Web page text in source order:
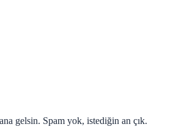
gelsin. Spam yok, istediğin an çık.